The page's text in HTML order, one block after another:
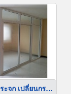
รับกั้นห้องกระจก เปลี่ยนกระจกแตก กรุงเทพ